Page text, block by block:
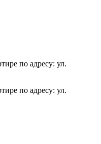
по адресу: ул.
по адресу: ул.